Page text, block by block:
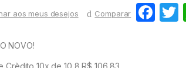
aos meus desejos Comparar
F
NOVO!